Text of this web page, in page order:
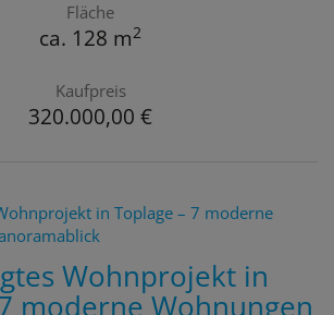
Fläche
ca. 128 m2
Kaufpreis
320.000,00 €
Wohnprojekt in
moderne Wohnungen